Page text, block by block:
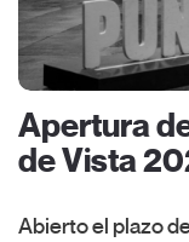
Apertura
de Vista
Abierto el plazo